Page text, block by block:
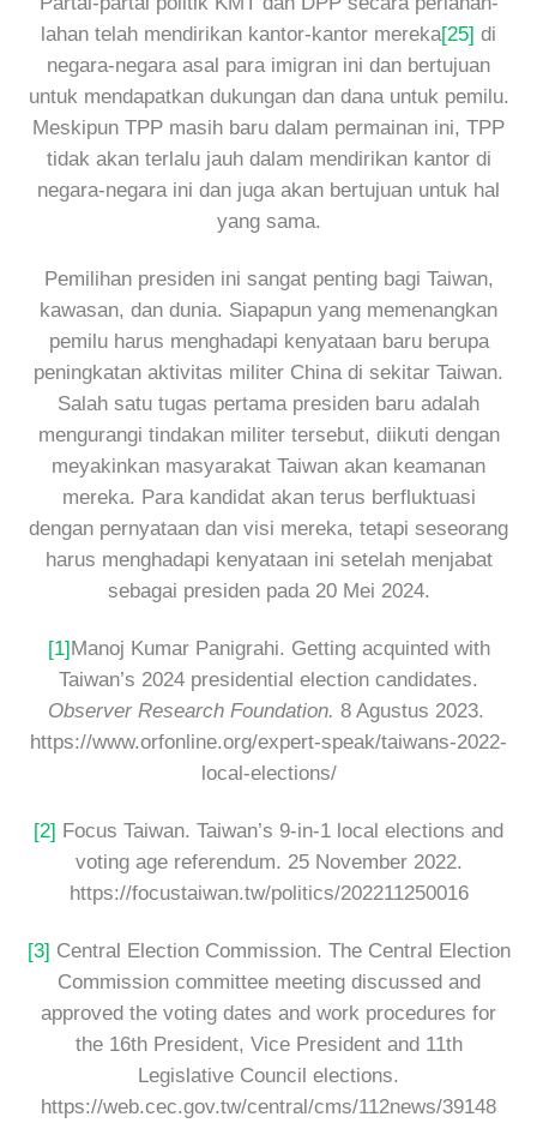
lahan telah mendirikan kantor-kantor mereka[25] di
negara-negara asal para imigran ini dan bertujuan
untuk mendapatkan dukungan dan dana untuk pemilu.
Meskipun TPP masih baru dalam permainan ini, TPP
tidak akan terlalu jauh dalam mendirikan kantor di
negara-negara ini dan juga akan bertujuan untuk hal
yang sama.
Pemilihan presiden ini sangat penting bagi Taiwan,
kawasan, dan dunia. Siapapun yang memenangkan
pemilu harus menghadapi kenyataan baru berupa
peningkatan aktivitas militer China di sekitar Taiwan.
Salah satu tugas pertama presiden baru adalah
mengurangi tindakan militer tersebut, diikuti dengan
meyakinkan masyarakat Taiwan akan keamanan
mereka. Para kandidat akan terus berfluktuasi
dengan pernyataan dan visi mereka, tetapi seseorang
harus menghadapi kenyataan ini setelah menjabat
sebagai presiden pada 20 Mei 2024.
[1]Manoj Kumar Panigrahi. Getting acquinted with
Taiwan’s 2024 presidential election candidates.
Observer Research Foundation. 8 Agustus 2023.
https://www.orfonline.org/expert-speak/taiwans-2022-
local-elections/
[2] Focus Taiwan. Taiwan’s 9-in-1 local elections and
voting age referendum. 25 November 2022.
https://focustaiwan.tw/politics/202211250016
[3] Central Election Commission. The Central Election
Commission committee meeting discussed and
approved the voting dates and work procedures for
the 16th President, Vice President and 11th
Legislative Council elections.
https://web.cec.gov.tw/central/cms/112news/39148